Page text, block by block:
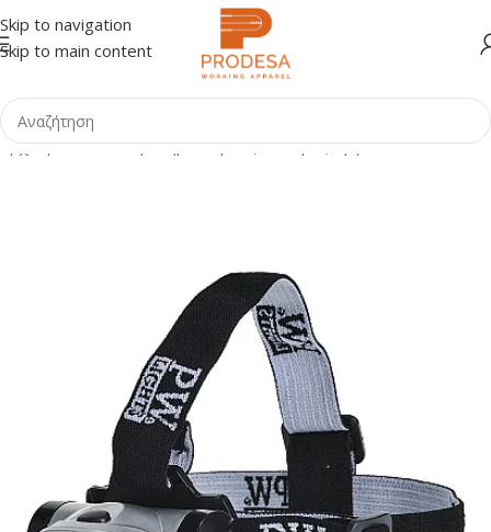
Skip to navigation
Skip to main content
Αρχική σελίδα Shop Σήμανση - Εξοπλισμός Έργων Φακοί